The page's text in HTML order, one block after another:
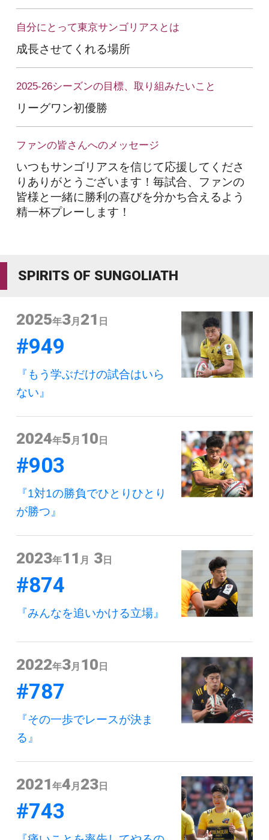
自分にとって東京サンゴリアスとは
成長させてくれる場所
2025-26シーズンの目標、取り組みたいこと
リーグワン初優勝
ファンの皆さんへのメッセージ
いつもサンゴリアスを信じて応援してくださ
りありがとうございます！毎試合、ファンの
皆様と一緒に勝利の喜びを分かち合えるよう
精一杯プレーします！
SPIRITS OF SUNGOLIATH
2025年3月 21 日
#949
『もう学ぶだけの試合はいら
ない』
2024年5月 10 日
#903
『1対1の勝負でひとりひとり
が勝つ』
2023年11 月 3日
#874
『みんなを追いかける立場』
2022年3月 10 日
#787
『その一歩でレースが決ま
る』
2021年4 月 23日
#743